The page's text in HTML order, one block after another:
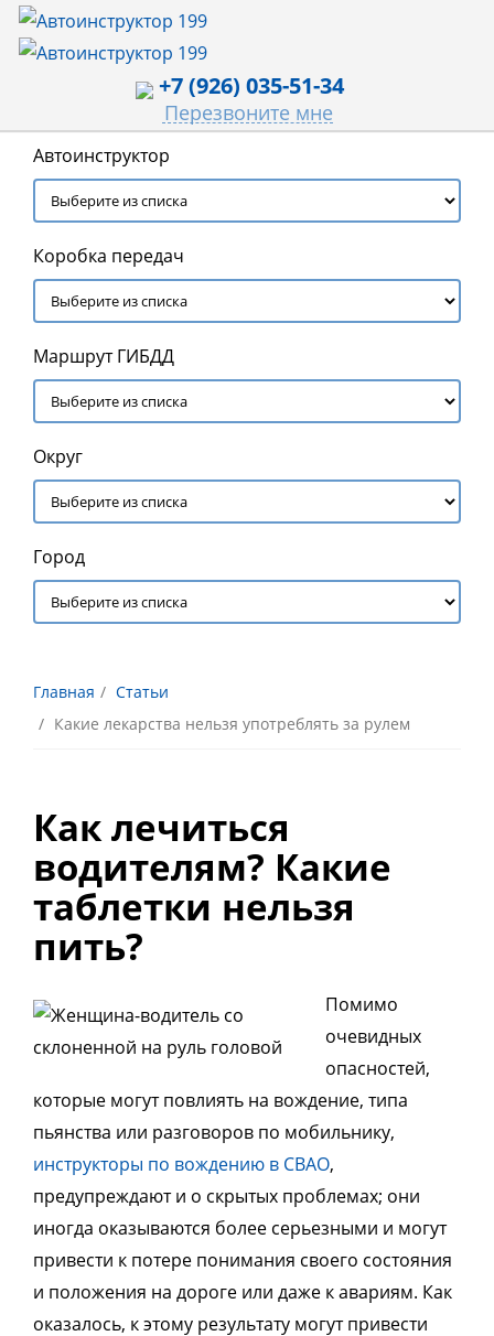
+7 (926) 035-51-34
Перезвоните мне
Автоинструктор
Коробка передач
Маршрут ГИБДД
Округ
Город
Главная
Статьи
Какие лекарства нельзя употреблять за рулем
Как лечиться
водителям? Какие
таблетки нельзя
пить?
Помимо
очевидных
опасностей,
которые могут повлиять на вождение, типа
пьянства или разговоров по мобильнику,
инструкторы по вождению в СВАО,
предупреждают и о скрытых проблемах; они
иногда оказываются более серьезными и могут
привести к потере понимания своего состояния
и положения на дороге или даже к авариям. Как
оказалось, к этому результату могут привести